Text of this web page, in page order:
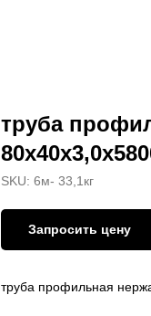
труба
SKU: 6м- 33,1кг
Запросить цену
труба профильная